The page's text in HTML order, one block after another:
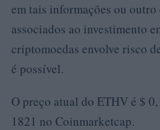
em tais informações ou
associados ao investimento
criptomoedas envolve risco
é possível.
O preço atual do ETHV é $
1821 no Coinmarketcap.